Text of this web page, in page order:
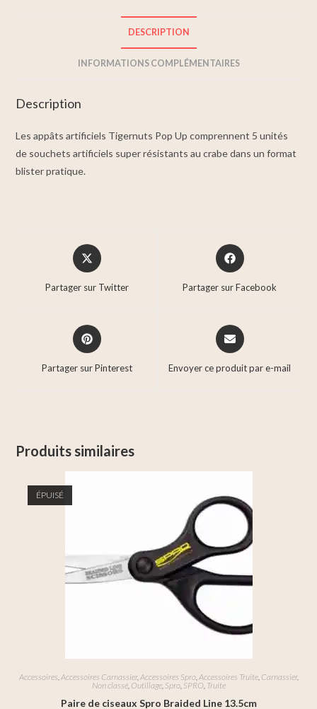
DESCRIPTION
INFORMATIONS COMPLÉMENTAIRES
Description
Les appâts artificiels Tigernuts Pop Up comprennent 5 unités
de souchets artificiels super résistants au crabe dans un format
blister pratique.
Partager sur Twitter Partager sur Facebook
Partager sur Pinterest Envoyer ce produit par e-mail
Produits similaires
ÉPUISÉ
Accessoires Accessoires Carnassier, Accessoires Spro, Accessoires Truite, Carnassier,
Non classé, Outillage, Spro, SPRO, Truite
Paire de ciseaux Spro Braided Line 13.5cm